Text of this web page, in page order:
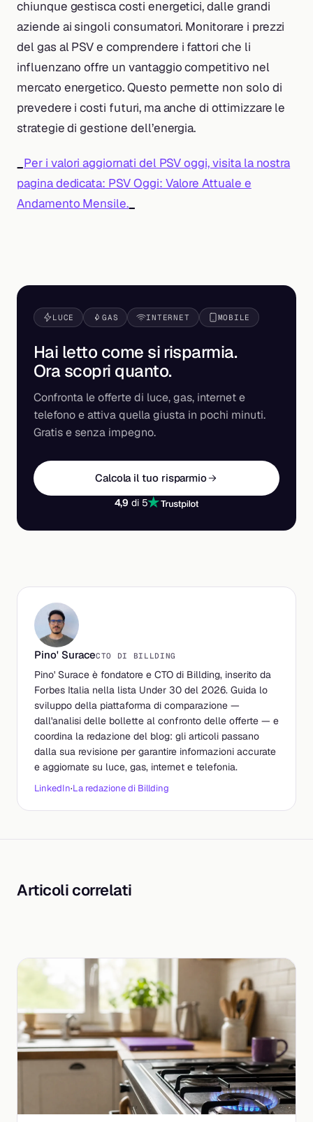
chiunque gestisca costi energetici, dalle grandi
aziende ai singoli consumatori. Monitorare i prezzi
del gas al PSV e comprendere i fattori che li
influenzano offre un vantaggio competitivo nel
mercato energetico. Questo permette non solo di
prevedere i costi futuri, ma anche di ottimizzare le
strategie di gestione dell’energia.
Per i valori aggiornati del PSV oggi, visita la nostra
pagina dedicata: PSV Oggi: Valore Attuale e
Andamento Mensile.
LUCE GAS INTERNET MOBILE
Hai letto come si risparmia.
Ora scopri quanto.
Confronta le offerte di luce, gas, internet e
telefono e attiva quella giusta in pochi minuti.
Gratis e senza impegno.
Calcola il tuo risparmio
4,9 di 5
Pino' SuraceCTO DI BILLDING
Pino' Surace è fondatore e CTO di Billding, inserito da
Forbes Italia nella lista Under 30 del 2026. Guida lo
sviluppo della piattaforma di comparazione —
dall'analisi delle bollette al confronto delle offerte — e
coordina la redazione del blog: gli articoli passano
dalla sua revisione per garantire informazioni accurate
e aggiornate su luce, gas, internet e telefonia.
LinkedIn·La redazione di Billding
Articoli correlati